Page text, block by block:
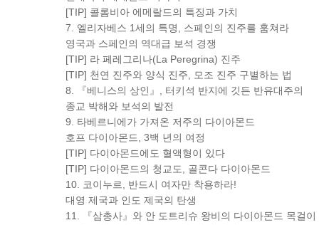
[TIP] 콜롬비아 에메랄드의 특징과 가치
7. 엘리자베스 1세의 특명, 스페인의 진주를 훔쳐라
영국과 스페인의 역대급 보석 경쟁
[TIP] 라 페레그리나(La Peregrina) 진주
[TIP] 천연 진주와 양식 진주, 모조 진주 구별하는 법
8. 『베니스의 상인』, 터키석 반지에 깃든 반유대주의
종교 박해와 보석의 발전
9. 타베르니에가 가져온 저주의 다이아몬드
호프 다이아몬드, 3백 년의 여정
[TIP] 다이아몬드에도 혈액형이 있다
[TIP] 다이아몬드의 청교도, 골콘다 다이아몬드
10. 코이누르, 반드시 여자만 착용하라!
대영 제국과 인도 제국의 탄생
11. 『삼총사』와 안 도트리슈 왕비의 다이아몬드 목걸이